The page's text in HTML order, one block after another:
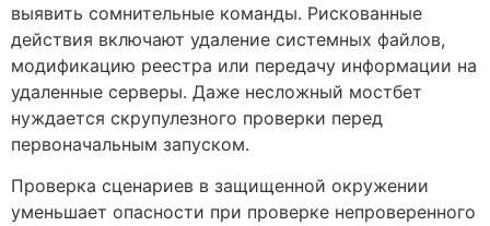
выявить сомнительные команды. Рискованные
действия включают удаление системных файлов,
модификацию реестра или передачу информации на
удаленные серверы. Даже несложный мостбет
нуждается скрупулезного проверки перед
первоначальным запуском.
Проверка сценариев в защищенной окружении
уменьшает опасности при проверке непроверенного